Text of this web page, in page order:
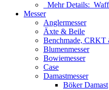
Mehr Details:
Messer
Anglermesser
Äxte & Beile
Benchmade, CRKT
Blumenmesser
Bowiemesser
Case
Damastmesser
Böker Damast